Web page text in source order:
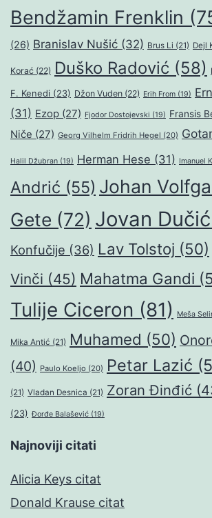
Bendžamin Frenklin
(26) Branislav Nušić (32) Brus Li (21) Dejl
Korać (22) Duško Radović (58)
F. Kenedi (23) Džon Vuden (22) Erih From (19)
(31) Ezop (27) Fjodor Dostojevski (19) Fransis
Niče (27) Georg Vilhelm Fridrih Hegel (20)
Halil Džubran (19) Herman Hese (31) Imanuel
Andrić (55) Johan
Gete (72) Jovan Dučić
Konfučije (36) Lav Tolstoj (50)
Vinči (45) Mahatma Gandi
Tulije Ciceron (81) Meša
Mika Antić (21) Muhamed (50)
(40) Paulo Koeljo (20) Petar Lazić
(21) Vladan Desnica (21) Zoran Đinđić
(23) Đorđe Balašević (19)
Najnoviji citati
Alicia Keys citat
Donald Krause citat